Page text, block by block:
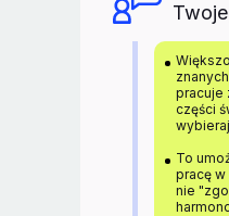
pracuje
części
To
pracę
nie